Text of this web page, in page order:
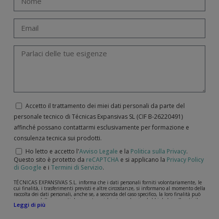
Accetto il trattamento dei miei dati personali da parte del
personale tecnico di Técnicas Expansivas SL (CIF B-­26220491)
affinché possano contattarmi esclusivamente per formazione e
consulenza tecnica sui prodotti.
Ho letto e accetto l'Avviso Legale e la Politica sulla Privacy.
Questo sito è protetto da reCAPTCHA e si applicano la Privacy Policy
di Google e i Termini di Servizio.
TÉCNICAS EXPANSIVAS S.L. informa che i dati personali forniti volontariamente, le
cui finalità, i trasferimenti previsti e altre circostanze, si informano al momento della
raccolta dei dati personali, anche se, a seconda del caso specifico, la loro finalità può
essere una delle seguenti: la risposta a richieste, reclami o dubbi da lei sollevati, il
mantenimento della relazione stabilita, la gestione integrale e commerciale dei
Leggi di più